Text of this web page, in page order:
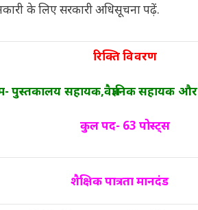
के लिए सरकारी अधिसूचना पढ़ें.
रिक्ति विवरण
पुस्तकालय सहायक,वैज्ञानिक सहायक
कुल पद- 63 पोस्ट्स
शैक्षिक पात्रता मानदंड